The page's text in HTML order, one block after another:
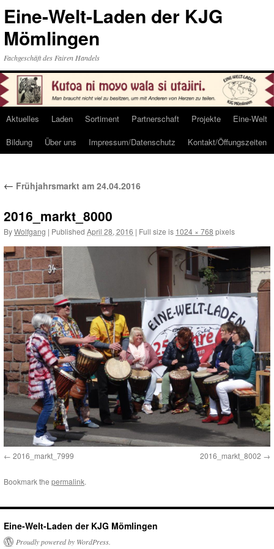
Eine-Welt-Laden der KJG
Mömlingen
Fachgeschäft des Fairen Handels
Skip
to
Aktuelles Laden Sortiment Partnerschaft Projekte
Eine-Welt
Bildung
Über uns Impressum/Datenschutz Kontakt/Öffungszeiten
← Frühjahrsmarkt am 24.04.2016
2016_markt_8000
ByWolfgang | Published April 28, 2016 | Full size is 1024 × 768 pixels
2016_markt_7999 2016_markt_8002
Bookmark the permalink.
Eine-Welt-Laden der KJG Mömlingen
Proudly powered by WordPress.